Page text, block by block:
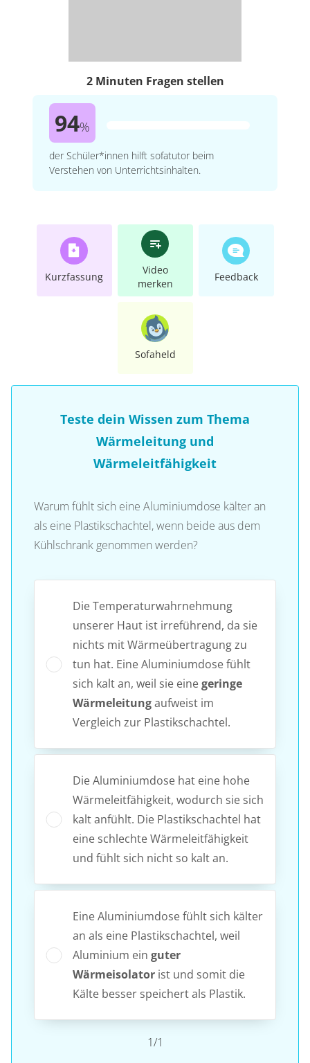
2 Minuten Fragen stellen
94%
der Schüler*innen hilft sofatutor beim
Verstehen von Unterrichtsinhalten.
Kurzfassung
Video
merken
Feedback
Sofaheld
Teste dein Wissen zum Thema
Wärmeleitung und
Wärmeleitfähigkeit
Warum fühlt sich eine Aluminiumdose kälter an
als eine Plastikschachtel, wenn beide aus dem
Kühlschrank genommen werden?
Die Temperaturwahrnehmung
unserer Haut ist irreführend, da sie
nichts mit Wärmeübertragung zu
tun hat. Eine Aluminiumdose fühlt
sich kalt an, weil sie einegeringe
Wärmeleitungaufweist im
Vergleich zur Plastikschachtel.
Die Aluminiumdose hat eine hohe
Wärmeleitfähigkeit, wodurch sie sich
kalt anfühlt. Die Plastikschachtel hat
eine schlechte Wärmeleitfähigkeit
und fühlt sich nicht so kalt an.
Eine Aluminiumdose fühlt sich kälter
an als eine Plastikschachtel, weil
Aluminium ein guter
Wärmeisolator ist und somit die
Kälte besser speichert als Plastik.
1/1